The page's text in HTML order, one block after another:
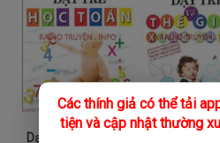
Các thính giả có thể tải
tiện và cập nhật thường
Dạy Trẻ Học Toán